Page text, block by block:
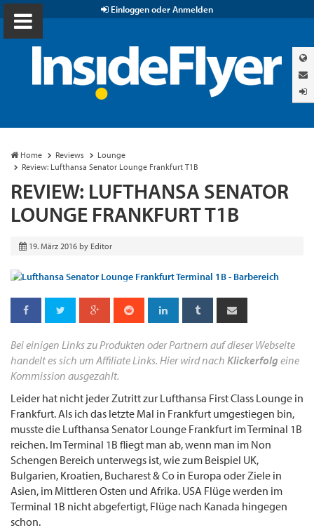
Einloggen oder Anmelden
Home Reviews
Lounge
Review: Lufthansa Senator Lounge Frankfurt T1B
REVIEW: LUFTHANSA SENATOR
LOUNGE FRANKFURT T1B
19. März 2016 by Editor
Bei einigen Links zu Produkten oder Partnern auf dieser Webseite
handelt es sich um Affiliate Links. Hier wird nach Klickerfolg eine
Kommission ausgezahlt.
Leider hat nicht jeder Zutritt zur Lufthansa First Class Lounge in
Frankfurt. Als ich das letzte Mal in Frankfurt umgestiegen bin,
musste die Lufthansa Senator Lounge Frankfurt im Terminal 1B
reichen. Im Terminal 1B fliegt man ab, wenn man im Non
Schengen Bereich unterwegs ist, wie zum Beispiel UK,
Bulgarien, Kroatien, Bucharest & Co in Europa oder Ziele in
Asien, im Mittleren Osten und Afrika. USA Flüge werden im
Terminal 1B nicht abgefertigt, Flüge nach Kanada hingegen
schon.